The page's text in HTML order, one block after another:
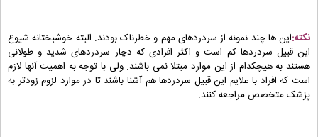
نکته:این ها چند نمونه از سردردهای مهم و خطرناک بودند. البته خوشبختانه شیوع
این قبیل سردردها کم است و اکثر افرادی که دچار سردردهای شدید و طولانی
هستند به هیچکدام از این موارد مبتلا نمی باشند. ولی با توجه به اهمیت آنها لازم
است که افراد با علایم این قبیل سردردها هم آشنا باشند تا در موارد لزوم زودتر به
پزشک متخصص مراجعه کنند.